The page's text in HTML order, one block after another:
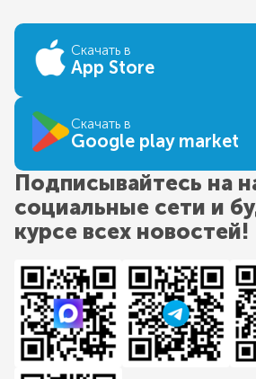
Скачать в
App Store
Скачать в
Google play market
Подписывайтесь на
социальные сети и
курсе всех новостей!